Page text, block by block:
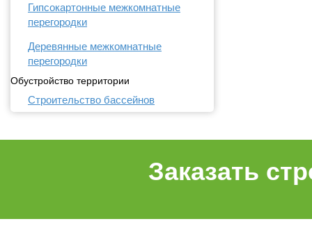
Гипсокартонные межкомнатные
перегородки
Деревянные межкомнатные
перегородки
Обустройство территории
Строительство бассейнов
Заказать